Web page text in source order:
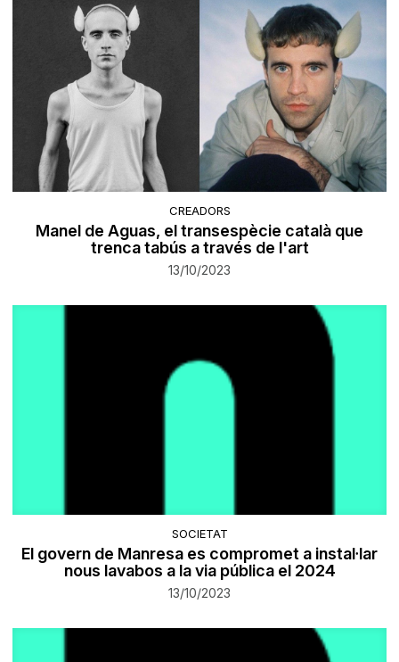
CREADORS
Manel de Aguas, el transespècie català que
trenca tabús a través de l'art
13/10/2023
SOCIETAT
El govern de Manresa es compromet a instal·lar
nous lavabos a la via pública el 2024
13/10/2023